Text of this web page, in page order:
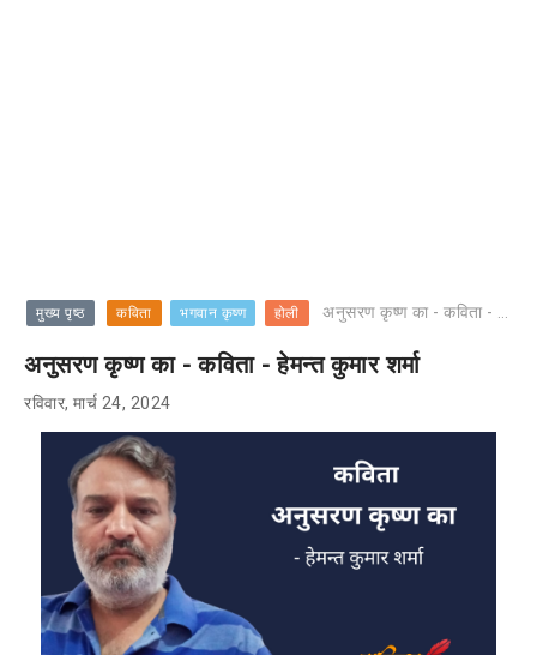
मुख्य पृष्ठ कविता भगवान कृष्ण होली अनुसरण कृष्ण का - कविता - हेमन्त कुमार शर्मा
अनुसरण कृष्ण का - कविता - हेमन्त कुमार शर्मा
रविवार, मार्च 24, 2024